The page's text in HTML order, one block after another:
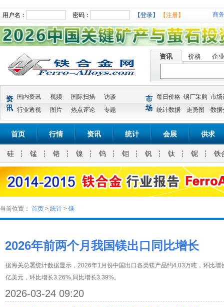
用户名： 密码： 【登录】 【注册】 商
资讯 价格 企
资
讯
国内资讯 视频 国际扫描
访谈
行业透视
图片 热点评论 专题
市
场
每日价格 钢厂采购 市场
统计数据
走势图 数据
首页 行情 资讯 统计 会展 供求
硅 锰 铬 镍 钨 钼 钒 钛 铌 铁
当前位置： 首页 > 统计 > 镁
2026年前两个月我国镁出口同比增长
据海关总署统计数据显示，2026年1月份中国出口各类镁产品约4.03万吨，环比
亿美元，环比增长3.26%,同比增长3.39%。
2026-03-24 09:20